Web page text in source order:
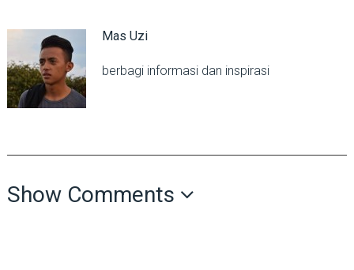
Mas Uzi
berbagi informasi dan inspirasi
Show Comments